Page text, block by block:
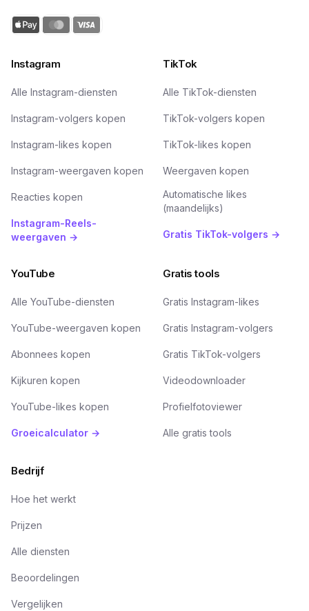
Instagram
Alle Instagram-diensten
Instagram-volgers kopen
Instagram-likes kopen
Instagram-weergaven kopen
Reacties kopen
Instagram-Reels-
weergaven →
TikTok
Alle TikTok-diensten
TikTok-volgers kopen
TikTok-likes kopen
Weergaven kopen
Automatische likes
(maandelijks)
Gratis TikTok-volgers →
YouTube
Alle YouTube-diensten
YouTube-weergaven kopen
Abonnees kopen
Kijkuren kopen
YouTube-likes kopen
Groeicalculator →
Gratis tools
Gratis Instagram-likes
Gratis Instagram-volgers
Gratis TikTok-volgers
Videodownloader
Profielfotoviewer
Alle gratis tools
Bedrijf
Hoe het werkt
Prijzen
Alle diensten
Beoordelingen
Vergelijken